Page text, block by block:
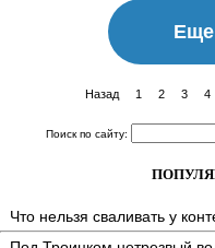
Еще
Назад 1 2 3 4
Поиск по сайту:
Что нельзя сваливать у